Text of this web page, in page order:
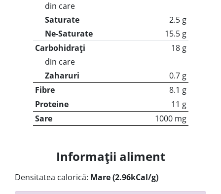
din care
Saturate
2.5 g
Ne-Saturate
15.5 g
Carbohidrați
18 g
din care
Zaharuri
0.7 g
Fibre
8.1 g
Proteine
11 g
Sare
1000 mg
Informații aliment
Densitatea calorică: Mare (2.96kCal/g)